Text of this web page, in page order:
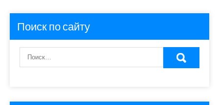
Поиск по сайту